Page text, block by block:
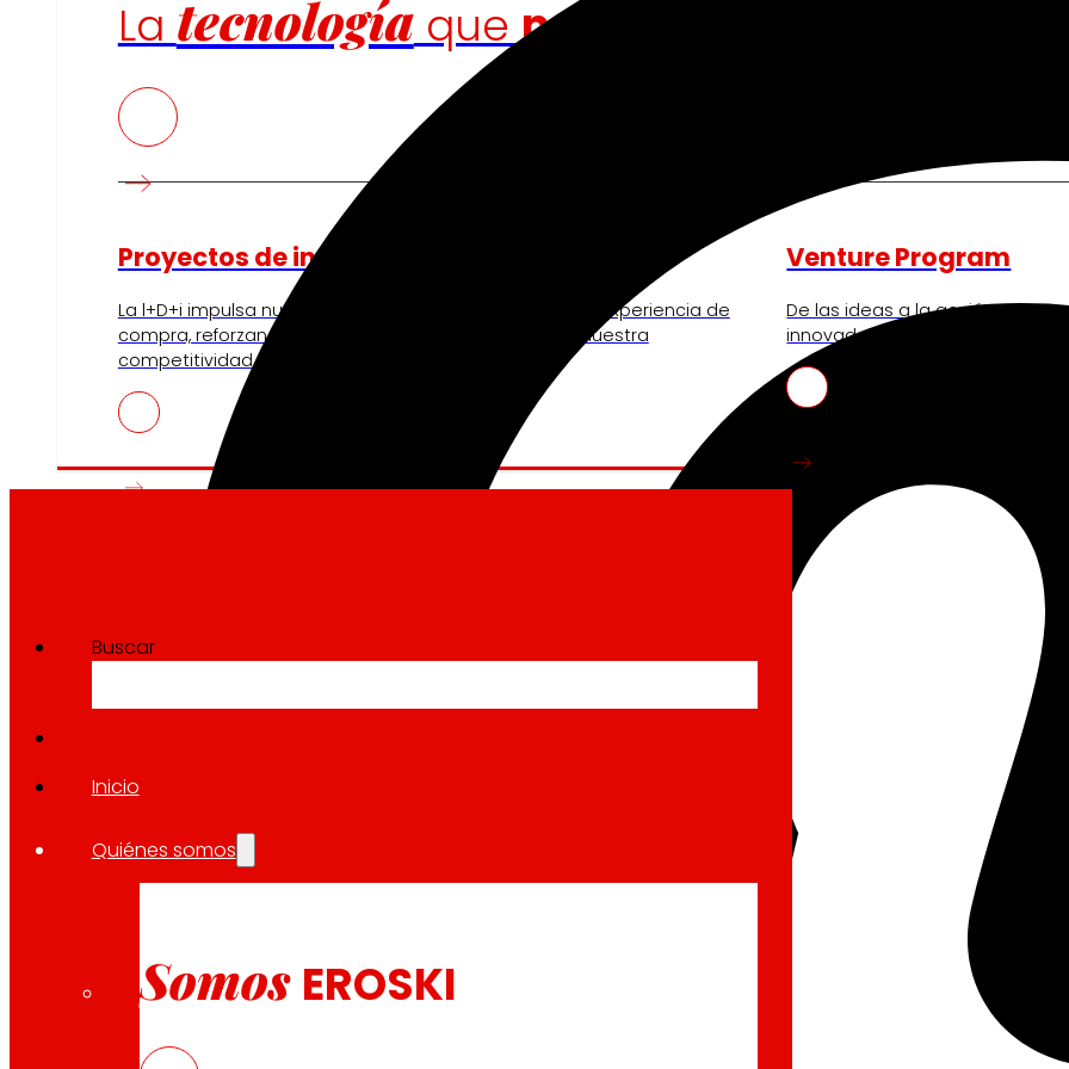
La tecnologíaquenos mueve
Proyectos de innovación
La l+D+i impulsa nuestra transformación, mejorando la experiencia de
compra, reforzando la sostenibilidad y fortaleciendo nuestra
competitividad.
Venture Program
De las ideas a la acción,
innovadores de start-ups que
Buscar
Inicio
Quiénes somos
Somos EROSKI